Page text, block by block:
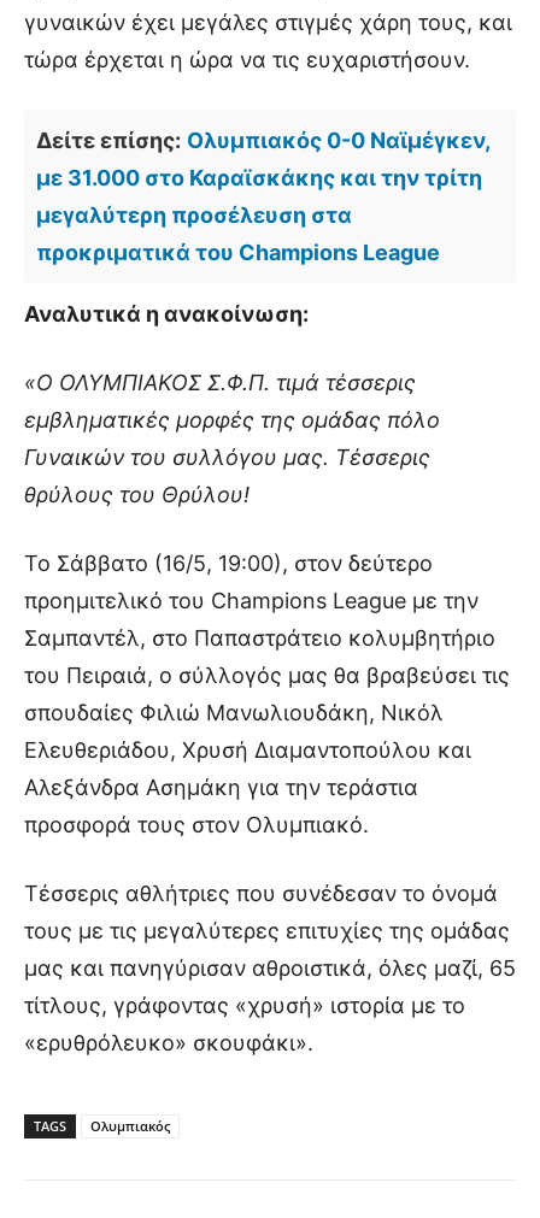
γυναικών έχει μεγάλες στιγμές χάρη τους, και
τώρα έρχεται η ώρα να τις ευχαριστήσουν.
Δείτε επίσης: Ολυμπιακός 0-0 Ναϊμέγκεν,
με 31.000 στο Καραϊσκάκης και την τρίτη
μεγαλύτερη προσέλευση στα
προκριματικά του Champions League
Αναλυτικά η ανακοίνωση:
«Ο ΟΛΥΜΠΙΑΚΟΣ Σ.Φ.Π. τιμά τέσσερις
εμβληματικές μορφές της ομάδας πόλο
Γυναικών του συλλόγου μας. Τέσσερις
θρύλους του Θρύλου!
Το Σάββατο (16/5, 19:00), στον δεύτερο
προημιτελικό του Champions League με την
Σαμπαντέλ, στο Παπαστράτειο κολυμβητήριο
του Πειραιά, ο σύλλογός μας θα βραβεύσει τις
σπουδαίες Φιλιώ Μανωλιουδάκη, Νικόλ
Ελευθεριάδου, Χρυσή Διαμαντοπούλου και
Αλεξάνδρα Ασημάκη για την τεράστια
προσφορά τους στον Ολυμπιακό.
Τέσσερις αθλήτριες που συνέδεσαν το όνομά
τους με τις μεγαλύτερες επιτυχίες της ομάδας
μας και πανηγύρισαν αθροιστικά, όλες μαζί, 65
τίτλους, γράφοντας «χρυσή» ιστορία με το
«ερυθρόλευκο» σκουφάκι».
TAGS Ολυμπιακός